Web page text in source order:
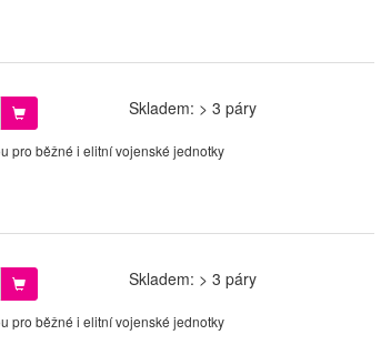
Skladem: > 3 páry
pro běžné i elitní vojenské jednotky
Skladem: > 3 páry
pro běžné i elitní vojenské jednotky